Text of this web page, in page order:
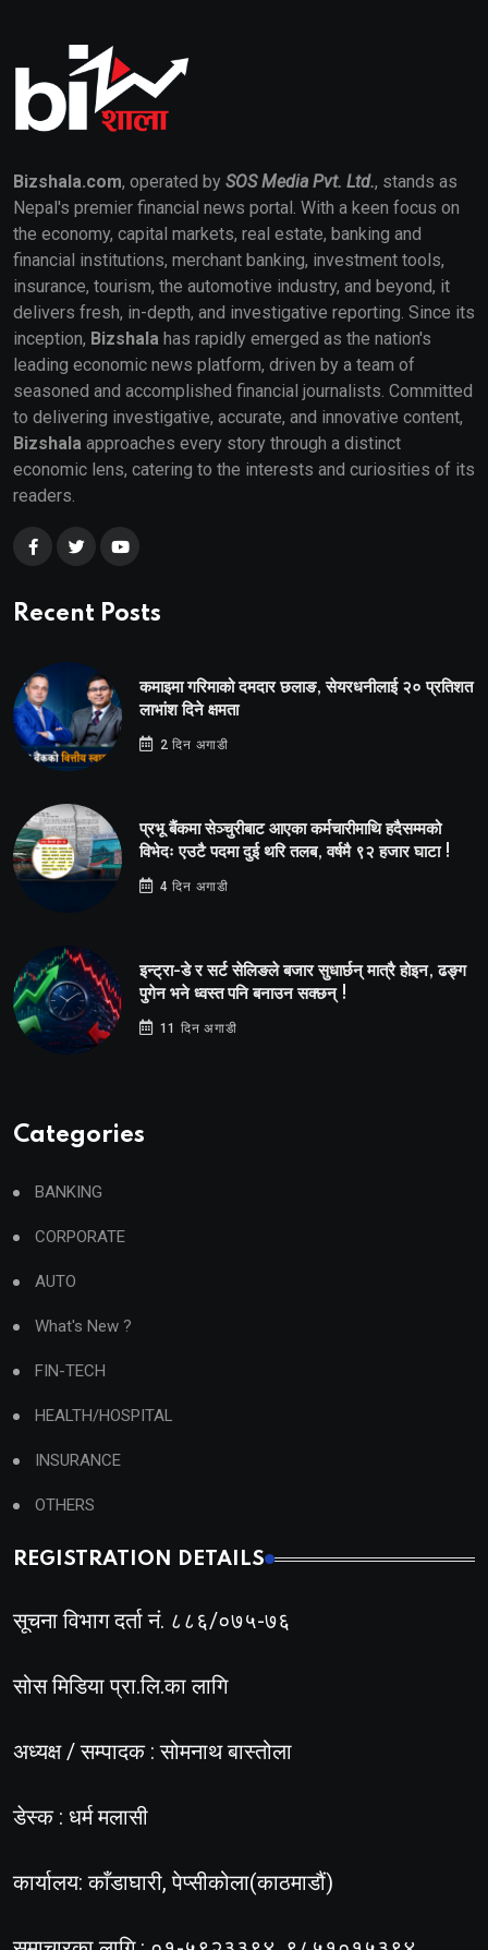
Bizshala.com, operated by SOS Media Pvt. Ltd., stands as
Nepal's premier financial news portal. With a keen focus on
the economy, capital markets, real estate, banking and
financial institutions, merchant banking, investment tools,
insurance, tourism, the automotive industry, and beyond, it
delivers fresh, in-depth, and investigative reporting. Since its
inception, Bizshala has rapidly emerged as the nation's
leading economic news platform, driven by a team of
seasoned and accomplished financial journalists. Committed
to delivering investigative, accurate, and innovative content,
Bizshala approaches every story through a distinct
economic lens, catering to the interests and curiosities of its
readers.
Recent Posts
कमाइमा गरिमाको दमदार छलाङ, सेयरधनीलाई २० प्रतिशत
लाभांश दिने क्षमता
2 दिन अगाडी
प्रभू बैंकमा सेञ्चुरीबाट आएका कर्मचारीमाथि हदैसम्मको
विभेदः एउटै पदमा दुई थरि तलब, वर्षमै ९२ हजार घाटा !
4 दिन अगाडी
इन्ट्रा-डे र सर्ट सेलिङले बजार सुधार्छन् मात्रै होइन, ढङ्ग
पुगेन भने ध्वस्त पनि बनाउन सक्छन् !
11 दिन अगाडी
Categories
BANKING
CORPORATE
AUTO
What's New ?
FIN-TECH
HEALTH/HOSPITAL
INSURANCE
OTHERS
REGISTRATION DETAILS
सूचना विभाग दर्ता नं. ८८६/०७५-७६
सोस मिडिया प्रा.लि.का लागि
अध्यक्ष / सम्पादक : सोमनाथ बास्तोला
डेस्क : धर्म मलासी
कार्यालय: काँडाघारी, पेप्सीकोला(काठमाडौं)